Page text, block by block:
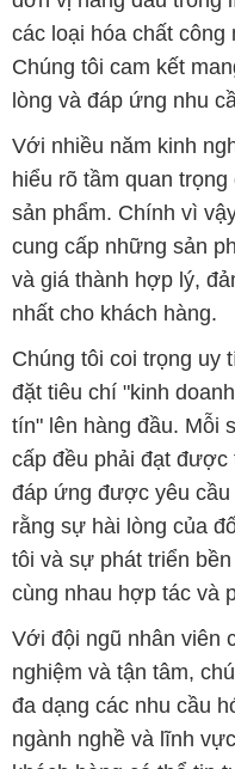
các loại hóa chất công
Chúng tôi cam kết
lòng và đáp ứng nhu
Với nhiều năm kinh
hiểu rõ tầm quan
sản phẩm. Chính vì
cung cấp những sản
và giá thành hợp lý,
nhất cho khách hàng.
Chúng tôi coi trọng uy
đặt tiêu chí "kinh
tín" lên hàng đầu. Mỗi
cấp đều phải đạt
đáp ứng được yêu cầu
rằng sự hài lòng của
tôi và sự phát triển
cùng nhau hợp tác và
Với đội ngũ nhân viên
nghiệm và tận tâm,
đa dạng các nhu cầu
ngành nghề và lĩnh